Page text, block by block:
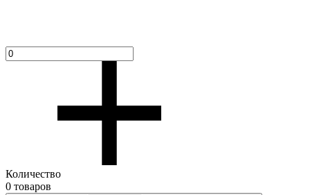
Количество
0 товаров